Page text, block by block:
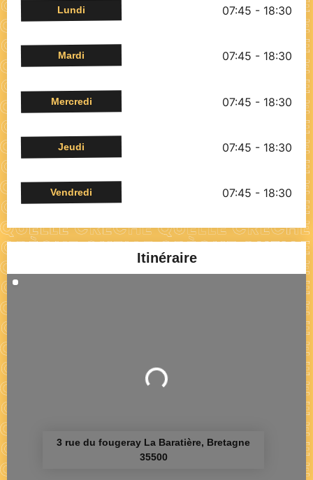
Lundi 07:45 - 18:30
Mardi 07:45 - 18:30
Mercredi 07:45 - 18:30
Jeudi 07:45 - 18:30
Vendredi 07:45 - 18:30
Itinéraire
Chargement...
3 rue du fougeray La Baratière, Bretagne
35500